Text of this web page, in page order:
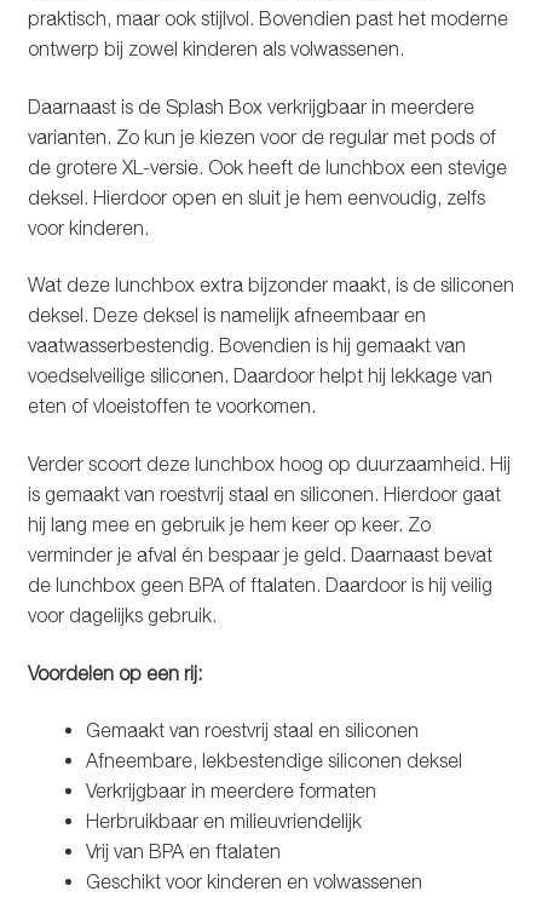
praktisch, maar ook stijlvol. Bovendien past het moderne
ontwerp bij zowel kinderen als volwassenen.
Daarnaast is de Splash Box verkrijgbaar in meerdere
varianten. Zo kun je kiezen voor de regular met pods of
de grotere XL-versie. Ook heeft de lunchbox een stevige
deksel. Hierdoor open en sluit je hem eenvoudig, zelfs
voor kinderen.
Wat deze lunchbox extra bijzonder maakt, is de siliconen
deksel. Deze deksel is namelijk afneembaar en
vaatwasserbestendig. Bovendien is hij gemaakt van
voedselveilige siliconen. Daardoor helpt hij lekkage van
eten of vloeistoffen te voorkomen.
Verder scoort deze lunchbox hoog op duurzaamheid. Hij
is gemaakt van roestvrij staal en siliconen. Hierdoor gaat
hij lang mee en gebruik je hem keer op keer. Zo
verminder je afval én bespaar je geld. Daarnaast bevat
de lunchbox geen BPA of ftalaten. Daardoor is hij veilig
voor dagelijks gebruik.
Voordelen op een rij:
Gemaakt van roestvrij staal en siliconen
Afneembare, lekbestendige siliconen deksel
Verkrijgbaar in meerdere formaten
Herbruikbaar en milieuvriendelijk
Vrij van BPA en ftalaten
Geschikt voor kinderen en volwassenen